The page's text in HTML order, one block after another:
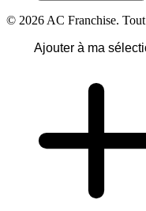
© 2026 AC Franchise. Tout
Ajouter à ma